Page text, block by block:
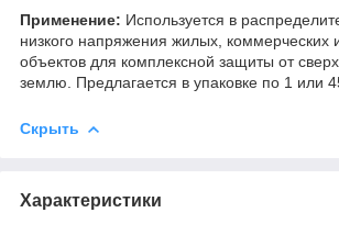
Применение: Используется в
низкого напряжения жилых,
объектов для комплексной защиты от
землю. Предлагается в упаковке по 1 или
Скрыть
Характеристики